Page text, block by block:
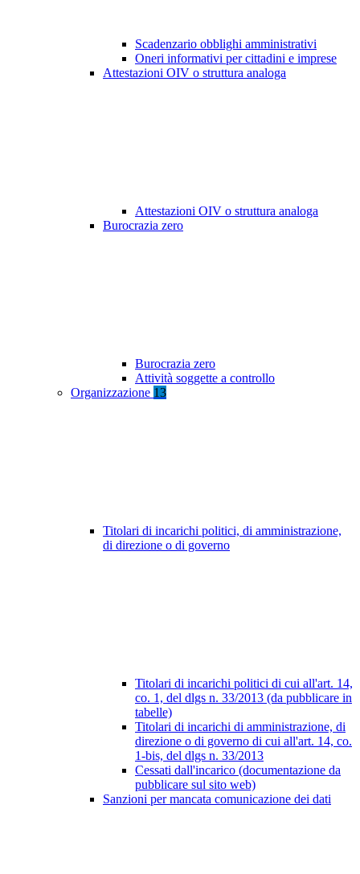
Scadenzario obblighi amministrativi
Oneri informativi per cittadini e imprese
Attestazioni OIV o struttura analoga
Attestazioni OIV o struttura analoga
Burocrazia zero
Burocrazia zero
Attività soggette a controllo
Organizzazione 13
Titolari di incarichi politici, di amministrazione,
di direzione o di governo
Titolari di incarichi politici di cui all'art. 14,
co. 1, del dlgs n. 33/2013 (da pubblicare in
tabelle)
Titolari di incarichi di amministrazione, di
direzione o di governo di cui all'art. 14, co.
1-bis, del dlgs n. 33/2013
Cessati dall'incarico (documentazione da
pubblicare sul sito web)
Sanzioni per mancata comunicazione dei dati